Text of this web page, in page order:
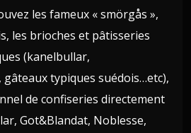
les fameux « smörgås »,
les brioches et pâtisseries
(kanelbullar,
typiques suédois…etc),
de confiseries directement
Got&Blandat, Noblesse,